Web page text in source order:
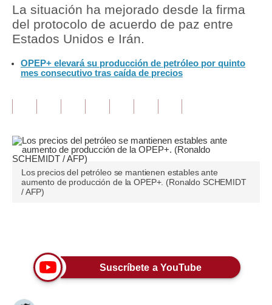
Política
Tu Dinero
Inmobiliarias
Editorial
Pregunta de hoy
Viajes
Moda
La situación ha mejorado desde la firma
del protocolo de acuerdo de paz entre
Estados Unidos e Irán.
OPEP+ elevará su producción de petróleo por quinto
mes consecutivo tras caída de precios
Los precios del petróleo se mantienen estables ante
aumento de producción de la OPEP+. (Ronaldo SCHEMIDT
/ AFP)
Suscríbete a YouTube